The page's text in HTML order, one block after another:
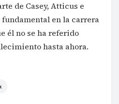
de Casey, Atticus e
en la carrera
él no se ha referido
hasta ahora.